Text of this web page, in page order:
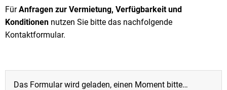
FürAnfragen zur Vermietung, Verfügbarkeit und
Konditionen nutzen Sie bitte das nachfolgende
Kontaktformular.
Das Formular wird geladen, einen Moment bitte…